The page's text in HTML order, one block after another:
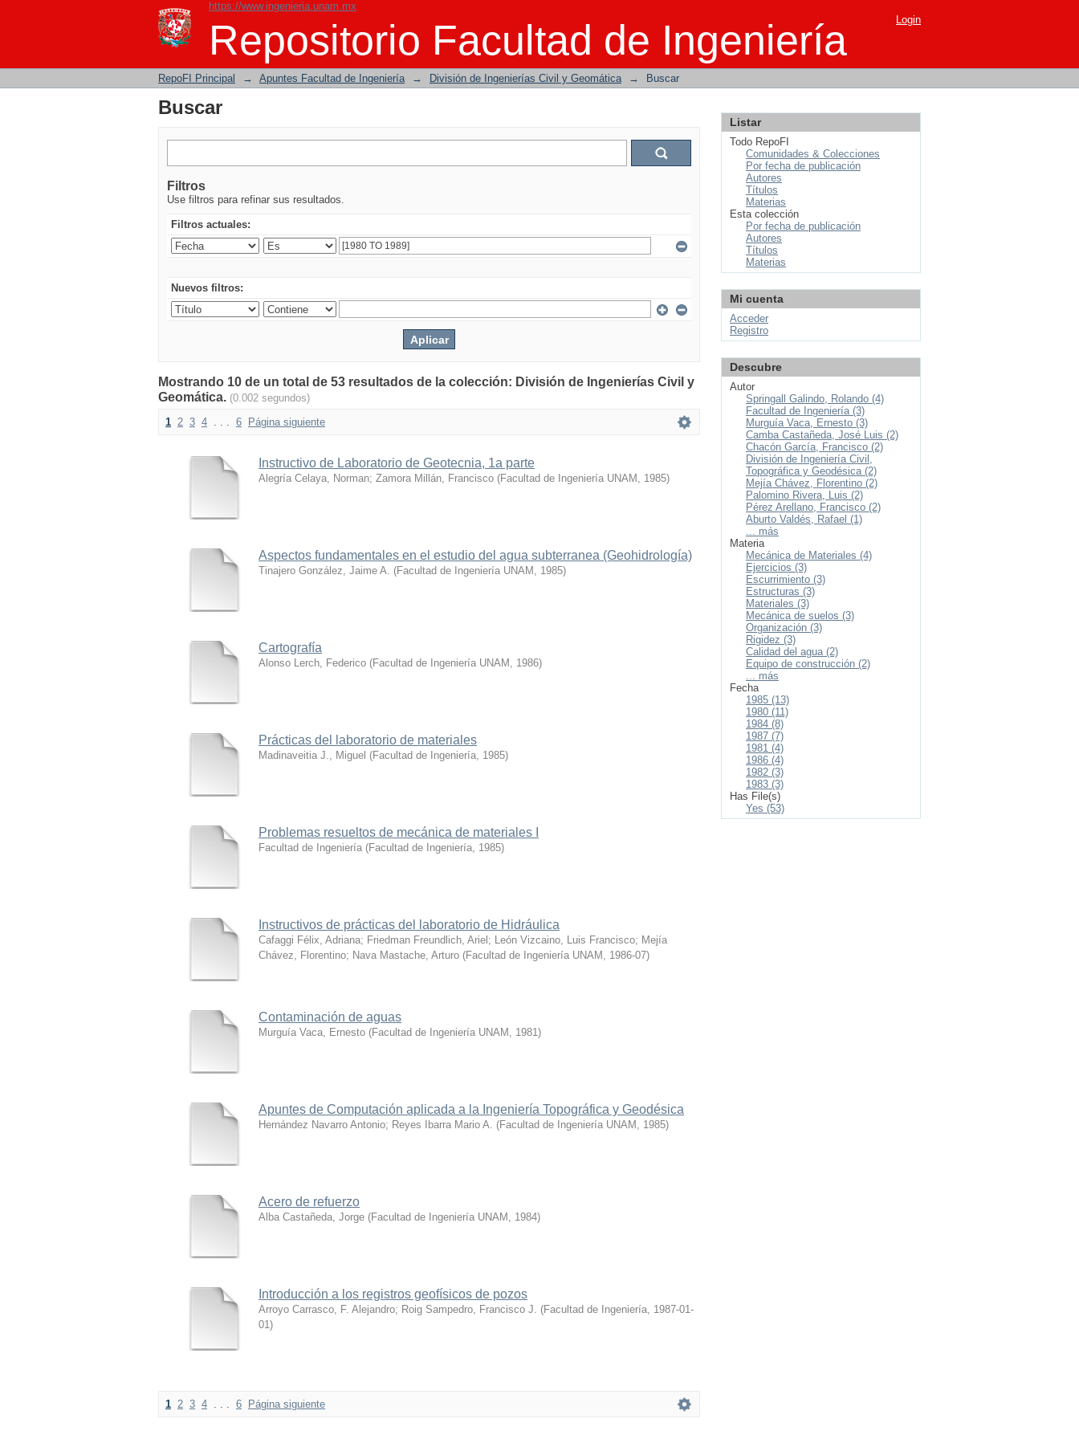
https://www.ingenieria.unam.mx
Repositorio Facultad de Ingeniería
Buscar Login
RepoFI Principal → Apuntes Facultad de Ingeniería → División de Ingenierías Civil y Geomática → Buscar
Buscar
Filtros
Use filtros para refinar sus resultados.
Filtros actuales:
Nuevos filtros:
Mostrando 10 de un total de 53 resultados de la colección: División de Ingenierías Civil y
Geomática. (0.002 segundos)
1 2 3 4 . . . 6 Página siguiente
Instructivo de Laboratorio de Geotecnia, 1a parte
Alegría Celaya, Norman; Zamora Millán, Francisco (Facultad de Ingeniería UNAM , 1985)
Aspectos fundamentales en el estudio del agua subterranea (Geohidrología)
Tinajero González, Jaime A. (Facultad de Ingeniería UNAM , 1985)
Cartografía
Alonso Lerch, Federico (Facultad de Ingeniería UNAM , 1986)
Prácticas del laboratorio de materiales
Madinaveitia J., Miguel (Facultad de Ingeniería, 1985)
Problemas resueltos de mecánica de materiales I
Facultad de Ingeniería (Facultad de Ingeniería, 1985)
Instructivos de prácticas del laboratorio de Hidráulica
Cafaggi Félix, Adriana; Friedman Freundlich, Ariel ; León Vizcaino, Luis Francisco; Mejía
Chávez, Florentino; Nava Mastache, Arturo (Facultad de Ingeniería UNAM , 1986-07)
Contaminación de aguas
Murguía Vaca, Ernesto (Facultad de Ingeniería UNAM , 1981)
Apuntes de Computación aplicada a la Ingeniería Topográfica y Geodésica
Hernández Navarro Antonio; Reyes Ibarra Mario A. (Facultad de Ingeniería UNAM , 1985)
Acero de refuerzo
Alba Castañeda, Jorge (Facultad de Ingeniería UNAM , 1984)
Introducción a los registros geofísicos de pozos
Arroyo Carrasco, F. Alejandro; Roig Sampedro, Francisco J. (Facultad de Ingeniería, 1987-01-
01)
1 2 3 4 . . . 6 Página siguiente
Listar
Todo RepoFI
Comunidades & Colecciones
Por fecha de publicación
Autores
Títulos
Materias
Esta colección
Por fecha de publicación
Autores
Títulos
Materias
Mi cuenta
Acceder
Registro
Descubre
Autor
Springall Galindo, Rolando (4)
Facultad de Ingeniería (3)
Murguía Vaca, Ernesto (3)
Camba Castañeda, José Luis (2)
Chacón García, Francisco (2)
División de Ingeniería Civil,
Topográfica y Geodésica (2)
Mejía Chávez, Florentino (2)
Palomino Rivera, Luis (2)
Pérez Arellano, Francisco (2)
Aburto Valdés, Rafael (1)
... más
Materia
Mecánica de Materiales (4)
Ejercicios (3)
Escurrimiento (3)
Estructuras (3)
Materiales (3)
Mecánica de suelos (3)
Organización (3)
Rigidez (3)
Calidad del agua (2)
Equipo de construcción (2)
... más
Fecha
1985 (13)
1980 (11)
1984 (8)
1987 (7)
1981 (4)
1986 (4)
1982 (3)
1983 (3)
Has File(s)
Yes (53)